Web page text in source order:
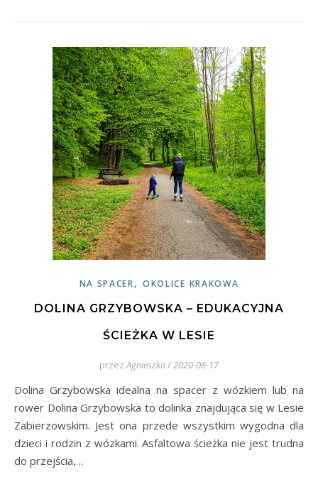
NA SPACER, OKOLICE KRAKOWA
DOLINA GRZYBOWSKA – EDUKACYJNA
ŚCIEŻKA W LESIE
przez Agnieszka/2020-06-17
Dolina Grzybowska idealna na spacer z wózkiem lub na
rower Dolina Grzybowska to dolinka znajdująca się w Lesie
Zabierzowskim. Jest ona przede wszystkim wygodna dla
dzieci i rodzin z wózkami. Asfaltowa ścieżka nie jest trudna
do przejścia,…